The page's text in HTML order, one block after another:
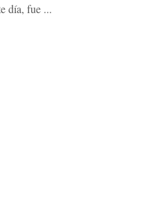
día, fue ...